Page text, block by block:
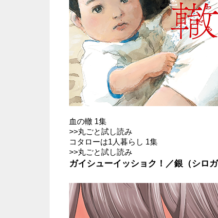
血の轍 1集
>>丸ごと試し読み
コタローは1人暮らし 1集
>>丸ごと試し読み
ガイシューイッショク！／銀（シロ